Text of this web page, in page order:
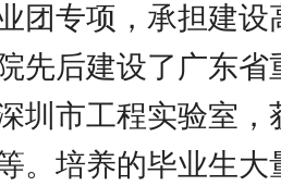
团专项，承担建设
先后建设了广东省
圳市工程实验室，
。培养的毕业生大